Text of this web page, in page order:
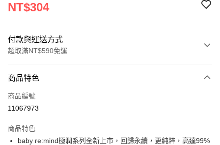
NT$304
付款與運送方式
超取滿NT$590免運
信用卡一次付款
超商取貨付款
Apple Pay
商品特色
商品編號
11067973
商品特色
baby re:mind極潤系列全新上市，回歸永續，更純粹，高達99%